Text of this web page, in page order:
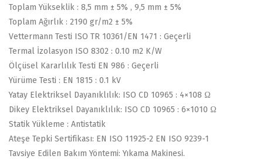
Toplam Yükseklik : 8,5 mm ± 5% , 9,5 mm ± 5%
Toplam Ağırlık : 2190 gr/m2 ± 5%
Vettermann Testi ISO TR 10361/EN 1471 : Geçerli
Termal İzolasyon ISO 8302 : 0.10 m2 K/W
Ölçüsel Kararlılık Testi EN 986 : Geçerli
Yürüme Testi : EN 1815 : 0.1 kV
Yatay Elektriksel Dayanıklılık: ISO CD 10965 : 4×108 Ω
Dikey Elektriksel Dayanıklılık: ISO CD 10965 : 6×1010 Ω
Statik Yükleme : Antistatik
Ateşe Tepki Sertifikası: EN ISO 11925-2 EN ISO 9239-1
Tavsiye Edilen Bakım Yöntemi: Yıkama Makinesi.